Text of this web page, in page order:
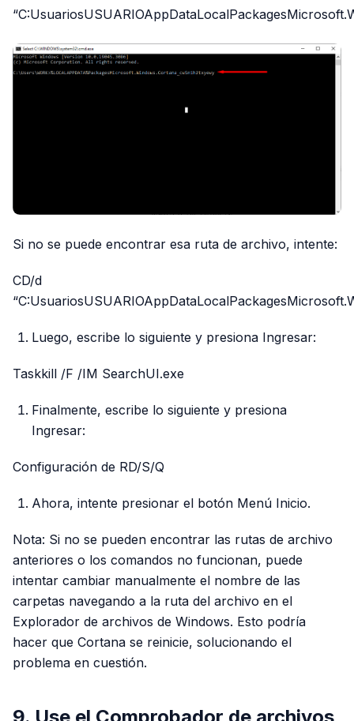
Si no se puede encontrar esa ruta de archivo, intente:
CD/d
Luego, escribe lo siguiente y presiona Ingresar:
Taskkill /F /IM SearchUI.exe
Finalmente, escribe lo siguiente y presiona
Ingresar:
Configuración de RD/S/Q
Ahora, intente presionar el botón Menú Inicio.
Nota: Si no se pueden encontrar las rutas de archivo
anteriores o los comandos no funcionan, puede
intentar cambiar manualmente el nombre de las
carpetas navegando a la ruta del archivo en el
Explorador de archivos de Windows. Esto podría
hacer que Cortana se reinicie, solucionando el
problema en cuestión.